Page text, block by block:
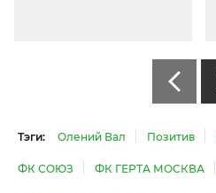
Тэги: Олений Вал Позитив
ФК СОЮЗ ФК ГЕРТА МОСКВА